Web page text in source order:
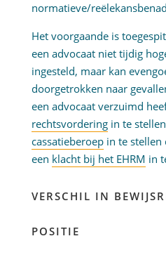
normatieve/
Het voorgaande is
een advocaat niet tijdig
ingesteld, maar kan
doorgetrokken naar
een advocaat verzuimd
rechtsvorderingin te
cassatieberoepin te stellen
een klacht bij het EHRM in
VERSCHIL IN
POSITIE